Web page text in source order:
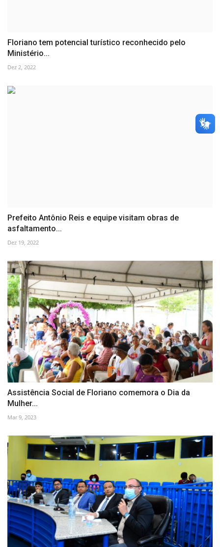
Floriano tem potencial turístico reconhecido pelo
Ministério...
Dez 2, 2022
Prefeito Antônio Reis e equipe visitam obras de
asfaltamento...
Dez 19, 2022
Assistência Social de Floriano comemora o Dia da
Mulher...
Mar 9, 2023